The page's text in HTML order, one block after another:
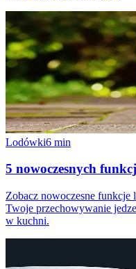
Lodówki6 min
5 nowoczesnych
Zobacz nowoczesne
Twoje przechowywanie
w kuchni.